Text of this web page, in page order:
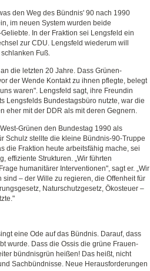
den Weg des Bündnis' 90 nach 1990
im neuen System wurden beide
In der Fraktion sei Lengsfeld ein
zur CDU. Lengsfeld wiederum will
Fuß.
die letzten 20 Jahre. Dass Grünen-
der Wende Kontakt zu ihnen pflegte, belegt
waren". Lengsfeld sagt, ihre Freundin
Lengsfelds Bundestagsbüro nutzte, war die
eher mit der DDR als mit deren Gegnern.
Grünen den Bundestag 1990 als
Schulz stellte die kleine Bündnis-90-Truppe
die Fraktion heute arbeitsfähig mache, sei
effiziente Strukturen. „Wir führten
humanitärer Interventionen", sagt er. „Wir
– der Wille zu regieren, die Offenheit für
Naturschutzgesetz, Ökosteuer –
eine Ode auf das Bündnis. Darauf, dass
wurde. Dass die Ossis die grüne Frauen-
bündnisgrün heißen! Das heißt, nicht
Sachbündnisse. Neue Herausforderungen